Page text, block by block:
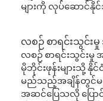
များကို လုပ်ဆောင်နို
လစဉ် စာရင်းသွင်းမှု
လစဉ် စာရင်းသွင်းမှု
မိုဘိုင်းဖုန်းများသို့ နို
မည်သည့်အချိန်တွင်
အဆင်ပြေသလို ပြေ